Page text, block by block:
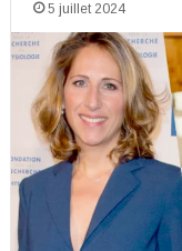
5 juillet 2024